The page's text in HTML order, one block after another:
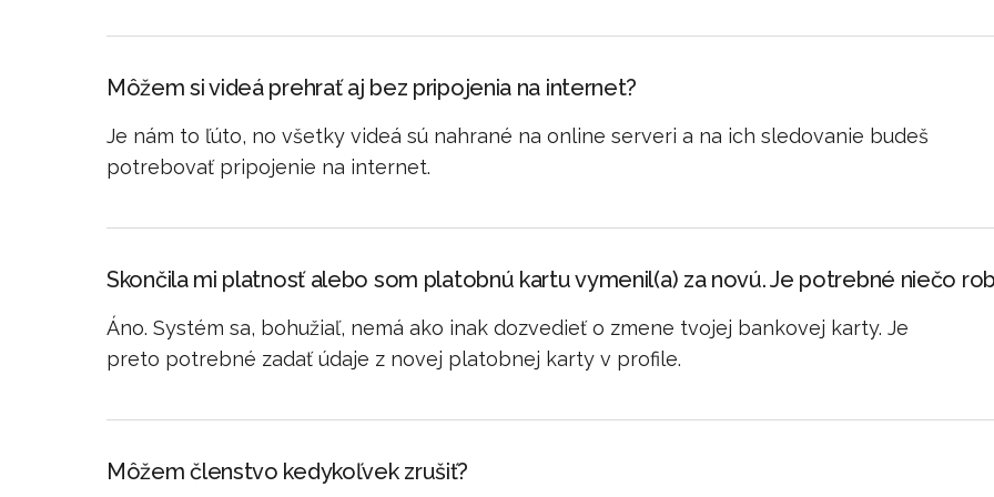
Môžem si videá prehrať aj bez pripojenia na internet?
Je nám to ľúto, no všetky videá sú nahrané na online serveri a na ich sledovanie budeš
potrebovať pripojenie na internet.
Skončila mi platnosť alebo som platobnú kartu vymenil(a) za novú. Je potrebné niečo
Áno. Systém sa, bohužiaľ, nemá ako inak dozvedieť o zmene tvojej bankovej karty. Je
preto potrebné zadať údaje z novej platobnej karty v profile.
Môžem členstvo kedykoľvek zrušiť?